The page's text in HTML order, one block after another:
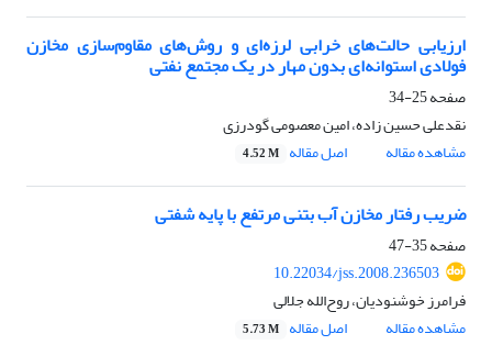
ارزیابی حالت‌های خرابی لرزه‌ای و روش‌های مقاوم‌سازی مخازن
فولادی استوانه‌ای بدون مهار در یک مجتمع نفتی
صفحه25-34
نقدعلی حسین زاده، امین معصومی گودرزی
مشاهده مقاله
اصل مقاله 4.52 M
ضریب رفتار مخازن آب بتنی مرتفع با پایه شفتی
صفحه35-47
10.22034/jss.2008.236503
فرامرز خوشنودیان، روح‌الله جلالی
مشاهده مقاله
اصل مقاله 5.73 M